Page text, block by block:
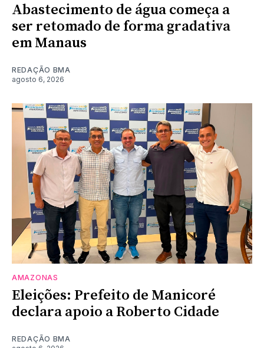
Abastecimento de água começa a
ser retomado de forma gradativa
em Manaus
REDAÇÃO BMA
agosto 6, 2026
AMAZONAS
Eleições: Prefeito de Manicoré
declara apoio a Roberto Cidade
REDAÇÃO BMA